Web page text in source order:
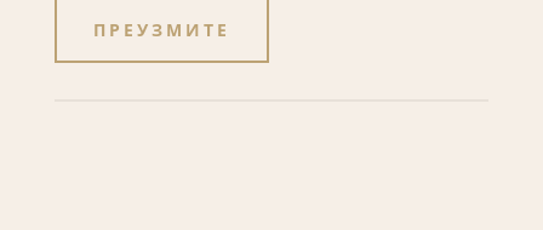
ПРЕУЗМИТЕ